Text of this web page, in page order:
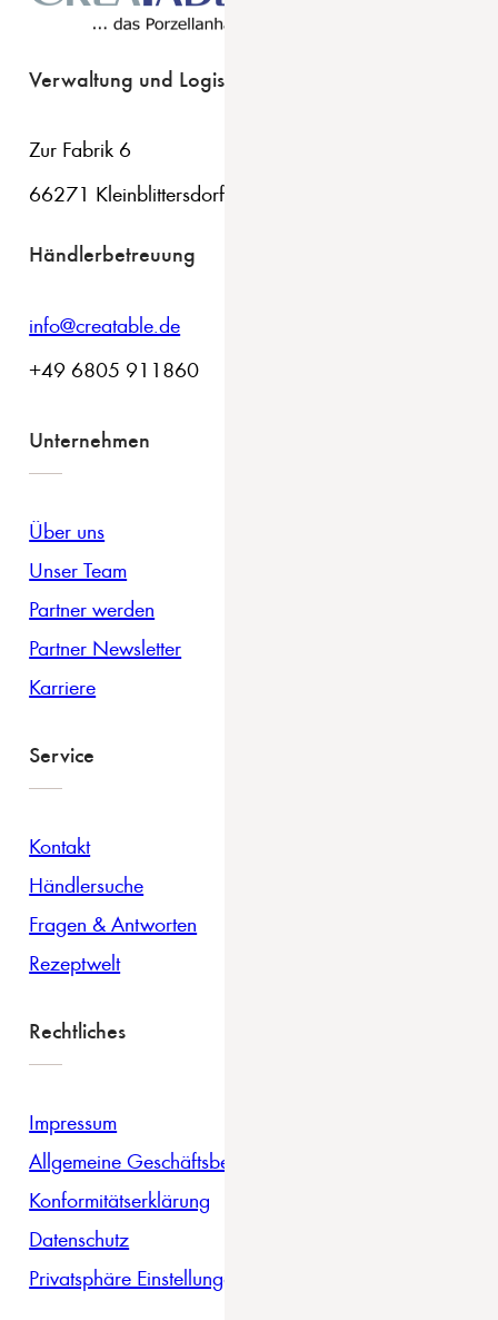
Verwaltung und Logistik
Zur Fabrik 6
66271 Kleinblittersdorf
Händlerbetreuung
info@creatable.de
+49 6805 911860
Unternehmen
Über uns
Unser Team
Partner werden
Partner Newsletter
Karriere
Service
Kontakt
Händlersuche
Fragen & Antworten
Rezeptwelt
Rechtliches
Impressum
Allgemeine Geschäftsbedingungen
Konformitätserklärung
Datenschutz
Privatsphäre Einstellungen